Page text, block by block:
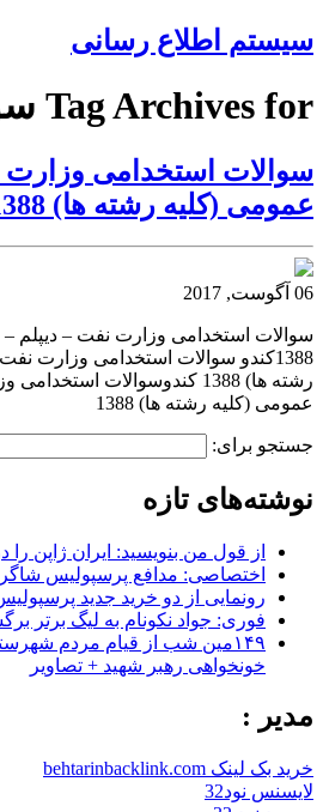
سیستم اطلاع رسانی
Tag Archives for سوالات 1388
سوالات استخدامی وزارت
عمومی (کلیه رشته ها) 1388
06 آگوست, 2017
سوالات استخدامی وزارت نفت – دیپلم
1388کندو سوالات استخدامی وزارت
رشته ها) 1388 کندوسوالات
عمومی (کلیه رشته ها) 1388
جستجو برای:
نوشته‌های تازه
از قول من بنویسید: ایران ژاپن را
اختصاصی: مدافع پرسپولیس
رونمایی از دو خرید جدید
فوری: جواد نکونام به لیگ برتر
۱۴۹مین شب از قیام مردم
خونخواهی رهبر شهید + تصاویر
مدیر :
خرید بک لینک behtarinbacklink.com
لایسنس نود32